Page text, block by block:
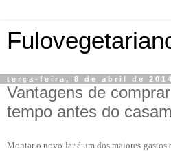
terça-feira, 8 de abril de 2014
Vantagens de
tempo antes do
Montar o novo lar é um dos maiores gastos